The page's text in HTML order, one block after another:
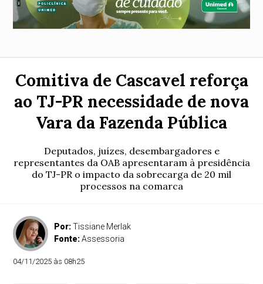
Comitiva de Cascavel reforça
ao TJ-PR necessidade de nova
Vara da Fazenda Pública
Deputados, juízes, desembargadores e
representantes da OAB apresentaram à presidência
do TJ-PR o impacto da sobrecarga de 20 mil
processos na comarca
Por:Tissiane Merlak
Fonte:Assessoria
04/11/2025 às 08h25